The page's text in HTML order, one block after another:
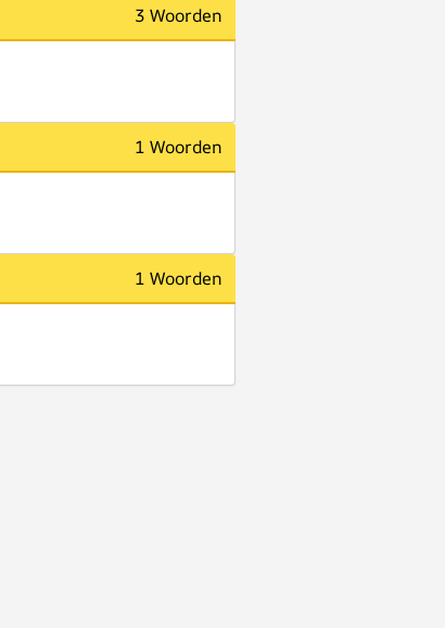
3 Woorden
1 Woorden
1 Woorden